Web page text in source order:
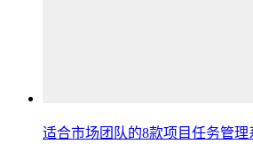
适合市场团队的8款项目任务管理